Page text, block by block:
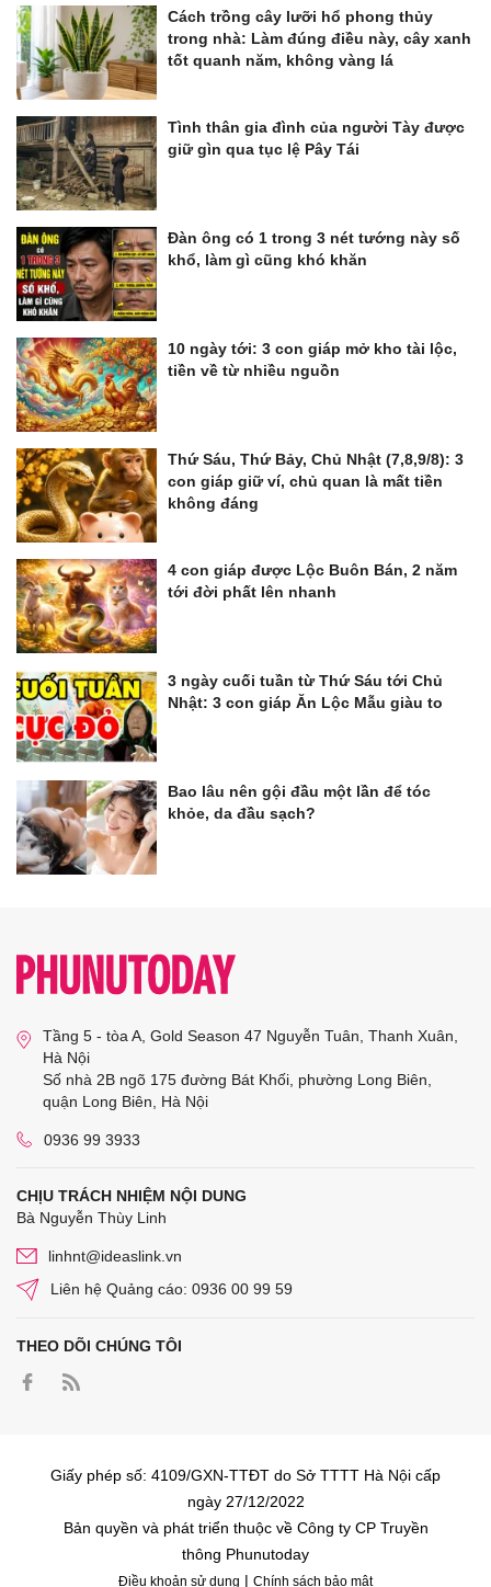
Cách trồng cây lưỡi hổ phong thủy
trong nhà: Làm đúng điều này, cây xanh
tốt quanh năm, không vàng lá
Tình thân gia đình của người Tày được
giữ gìn qua tục lệ Pây Tái
Đàn ông có 1 trong 3 nét tướng này số
khổ, làm gì cũng khó khăn
10 ngày tới: 3 con giáp mở kho tài lộc,
tiền về từ nhiều nguồn
Thứ Sáu, Thứ Bảy, Chủ Nhật (7,8,9/8): 3
con giáp giữ ví, chủ quan là mất tiền
không đáng
4 con giáp được Lộc Buôn Bán, 2 năm
tới đời phất lên nhanh
3 ngày cuối tuần từ Thứ Sáu tới Chủ
Nhật: 3 con giáp Ăn Lộc Mẫu giàu to
Bao lâu nên gội đầu một lần để tóc
khỏe, da đầu sạch?
Tầng 5 - tòa A, Gold Season 47 Nguyễn Tuân, Thanh Xuân,
Hà Nội
Số nhà 2B ngõ 175 đường Bát Khối, phường Long Biên,
quận Long Biên, Hà Nội
0936 99 3933
CHỊU TRÁCH NHIỆM NỘI DUNG
Bà Nguyễn Thùy Linh
linhnt@ideaslink.vn
Liên hệ Quảng cáo: 0936 00 99 59
THEO DÕI CHÚNG TÔI
Giấy phép số: 4109/GXN-TTĐT do Sở TTTT Hà Nội cấp
ngày 27/12/2022
Bản quyền và phát triển thuộc về Công ty CP Truyền
thông Phunutoday
Điều khoản sử dụng | Chính sách bảo mật